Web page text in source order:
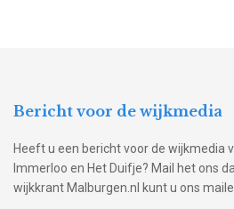
Bericht voor de wijkmedia
Heeft u een bericht voor de wijkmedia
Immerloo en Het Duifje? Mail het ons
wijkkrant Malburgen.nl kunt u ons